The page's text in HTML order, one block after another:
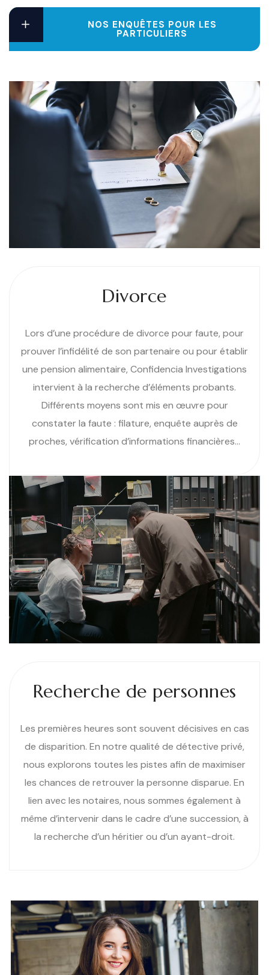
NOS ENQUÊTES POUR LES
PARTICULIERS
Divorce
Lors d’une procédure de divorce pour faute, pour
prouver l’infidélité de son partenaire ou pour établir
une pension alimentaire, Confidencia Investigations
intervient à la recherche d’éléments probants.
Différents moyens sont mis en œuvre pour
constater la faute : filature, enquête auprès de
proches, vérification d’informations financières…
Recherche de personnes
Les premières heures sont souvent décisives en cas
de disparition. En notre qualité de détective privé,
nous explorons toutes les pistes afin de maximiser
les chances de retrouver la personne disparue. En
lien avec les notaires, nous sommes également à
même d’intervenir dans le cadre d’une succession, à
la recherche d’un héritier ou d’un ayant-droit.